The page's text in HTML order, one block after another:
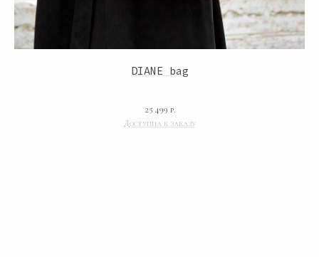
DIANE bag
25 499 р.
Будь в курсе наших новинок и акций
miacristine@bk.ru